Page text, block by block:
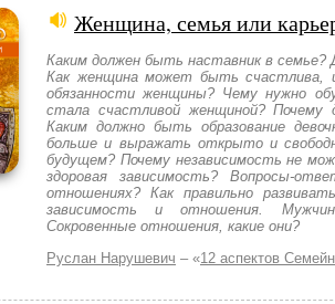
Женщина, семья или
Каким должен быть наставник в семье?
Как женщина может быть счастлива,
обязанности женщины? Чему нужно
стала счастливой женщиной? Почему
Каким должно быть образование
больше и выражать открыто и
будущем? Почему независимость не
здоровая зависимость? Вопросы-
отношениях? Как правильно
зависимость и отношения.
Сокровенные отношения, какие они?
Руслан Нарушевич – «12 аспектов